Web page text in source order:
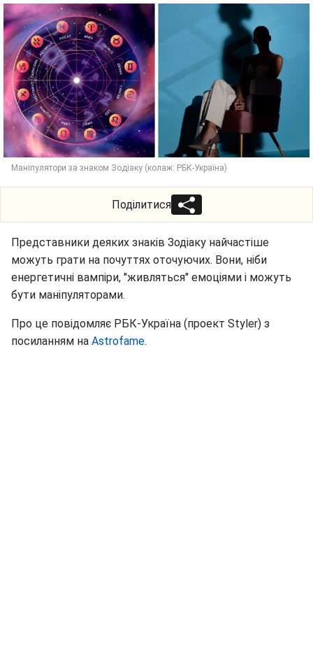
Маніпулятори за знаком Зодіаку (колаж: РБК-Україна)
Поділитися
Представники деяких знаків Зодіаку найчастіше
можуть грати на почуттях оточуючих. Вони, ніби
енергетичні вампіри, "живляться" емоціями і можуть
бути маніпуляторами.
Про це повідомляє РБК-Україна (проект Styler) з
посиланням на Astrofame.